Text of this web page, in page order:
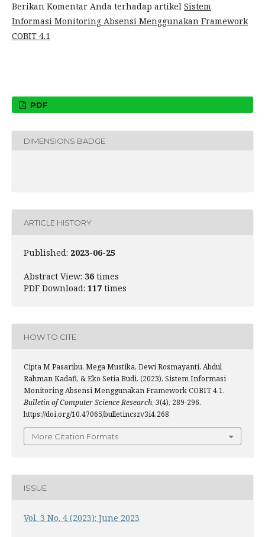
Berikan Komentar Anda terhadap artikel Sistem
Informasi Monitoring Absensi Menggunakan Framework
COBIT 4.1
PDF
DIMENSIONS BADGE
ARTICLE HISTORY
Published: 2023-06-25
Abstract View: 36 times
PDF Download: 117 times
HOW TO CITE
Cipta M Pasaribu, Mega Mustika, Dewi Rosmayanti, Abdul
Rahman Kadafi, & Eko Setia Budi. (2023). Sistem Informasi
Monitoring Absensi Menggunakan Framework COBIT 4.1.
Bulletin of Computer Science Research, 3(4), 289-296.
https://doi.org/10.47065/bulletincsr.v3i4.268
More Citation Formats
ISSUE
Vol. 3 No. 4 (2023): June 2023